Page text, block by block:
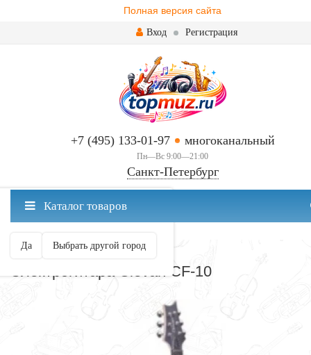
Полная версия сайта
Вход Регистрация
+7 (495) 133-01-97 многоканальный
Пн—Вс 9:00—21:00
Санкт-Петербург
Санкт-Петербург ваш город?
Да Выбрать другой город
Каталог товаров
ЭЛЕКТРОГИТАРЫ
Электрогитара Clevan CF-10